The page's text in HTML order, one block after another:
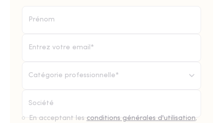
Catégorie professionnelle*
En acceptant les conditions générales d'utilisation,